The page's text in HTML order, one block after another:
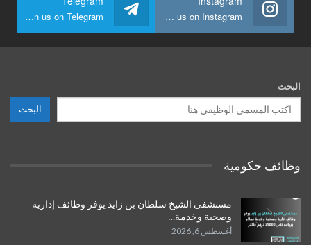
Join us on Instagram
Join us on Telegram
البحث
البحث
وظائف حكومية
مستشفى الشيخ سلطان بن زايد يوفر وظائف إدارية
وصحية وخدمة…
أغسطس 6, 2026